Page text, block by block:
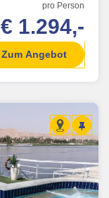
pro Person
€ 1.294,-
Zum Angebot